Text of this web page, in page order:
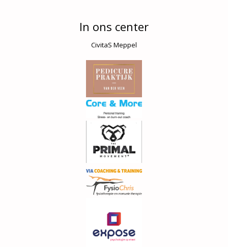
In ons center
CivitaS Meppel